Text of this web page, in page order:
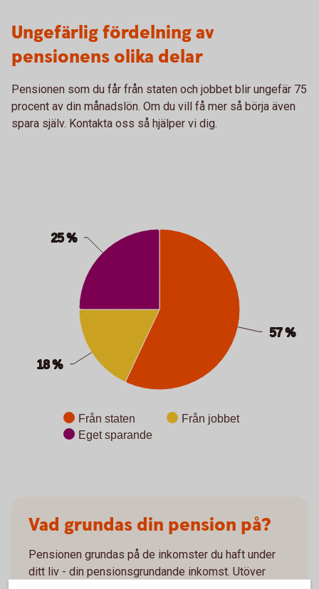
Ungefärlig fördelning av
pensionens olika delar
Pensionen som du får från staten och jobbet blir ungefär 75
procent av din månadslön. Om du vill få mer så börja även
spara själv. Kontakta oss så hjälper vi dig.
57 %
57 %
18 %
18 %
25 %
25 %
Från staten
Från jobbet
Eget sparande
Vad grundas din pension på?
Pensionen grundas på de inkomster du haft under
ditt liv - din pensionsgrundande inkomst. Utöver